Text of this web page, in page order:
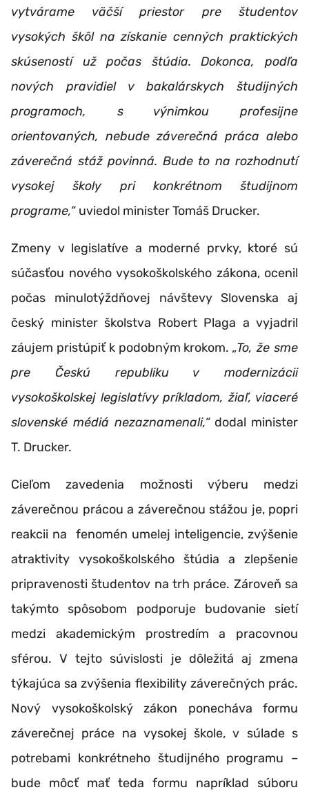
vytvárame väčší priestor pre študentov
vysokých škôl na získanie cenných praktických
skúseností už počas štúdia. Dokonca, podľa
nových pravidiel v bakalárskych študijných
programoch, s výnimkou profesijne
orientovaných, nebude záverečná práca alebo
záverečná stáž povinná. Bude to na rozhodnutí
vysokej školy pri konkrétnom študijnom
programe,“ uviedol minister Tomáš Drucker.
Zmeny v legislatíve a moderné prvky, ktoré sú
súčasťou nového vysokoškolského zákona, ocenil
počas minulotýždňovej návštevy Slovenska aj
český minister školstva Robert Plaga a vyjadril
záujem pristúpiť k podobným krokom.„To, že sme
pre Českú republiku v modernizácii
vysokoškolskej legislatívy príkladom, žiaľ, viaceré
slovenské médiá nezaznamenali,“dodal minister
T. Drucker.
Cieľom zavedenia možnosti výberu medzi
záverečnou prácou a záverečnou stážou je, popri
reakcii na fenomén umelej inteligencie, zvýšenie
atraktivity vysokoškolského štúdia a zlepšenie
pripravenosti študentov na trh práce. Zároveň sa
takýmto spôsobom podporuje budovanie sietí
medzi akademickým prostredím a pracovnou
sférou. V tejto súvislosti je dôležitá aj zmena
týkajúca sa zvýšenia flexibility záverečných prác.
Nový vysokoškolský zákon ponecháva formu
záverečnej práce na vysokej škole, v súlade s
potrebami konkrétneho študijného programu –
bude môcť mať teda formu napríklad súboru